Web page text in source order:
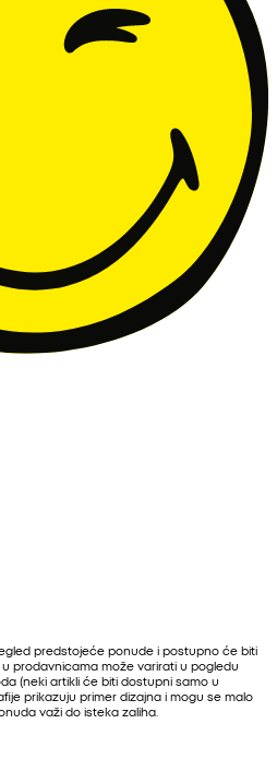
predstojeće ponude i postupno će biti
prodavnicama može varirati u pogledu
(neki artikli će biti dostupni samo u
prikazuju primer dizajna i mogu se malo
važi do isteka zaliha.